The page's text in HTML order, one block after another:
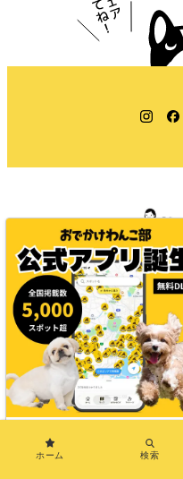
「きみのワクワクはわた
愛犬と一緒に行けるカフ
全国の飼い主さんからの
おでかけが楽しみになる
さぁ次は君と一緒にどこ
おでか
おでかけわんこ部とは
ホーム 検索